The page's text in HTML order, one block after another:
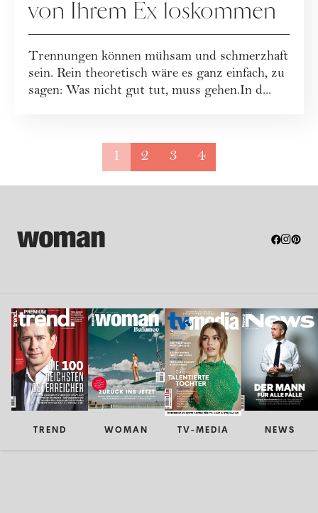
von Ihrem Ex loskommen
Trennungen können mühsam und schmerzhaft
sein. Rein theoretisch wäre es ganz einfach, zu
sagen: Was nicht gut tut, muss gehen.In d...
1 2 3 4
TREND WOMAN TV-MEDIA NEWS